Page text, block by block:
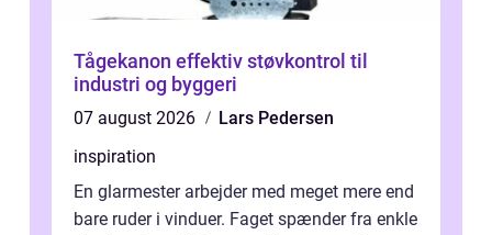
Tågekanon effektiv støvkontrol til
industri og byggeri
07 august 2026
Lars Pedersen
inspiration
En glarmester arbejder med meget mere end
bare ruder i vinduer. Faget spænder fra enkle